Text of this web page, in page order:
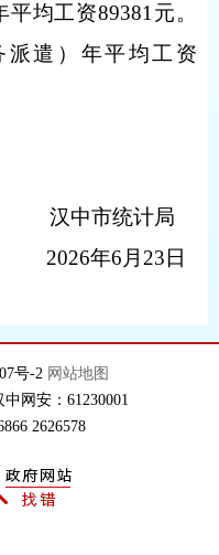
平均工资89381 元。
遣）年平均工资
汉中市统计局
2026年6 月 23 日
号-2 网站地图
网安：61230001
2626578